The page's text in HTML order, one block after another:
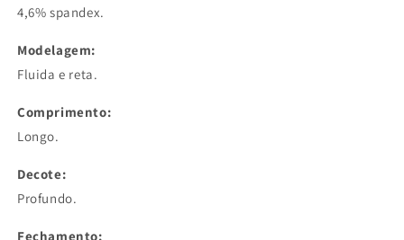
4,6% spandex.
Modelagem:
Fluida e reta.
Comprimento:
Longo.
Decote:
Profundo.
Fechamento: